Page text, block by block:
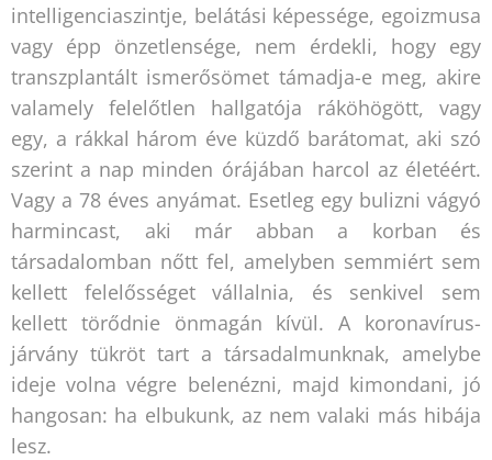
intelligenciaszintje, belátási képessége, egoizmusa
vagy épp önzetlensége, nem érdekli, hogy egy
transzplantált ismerősömet támadja-e meg, akire
valamely felelőtlen hallgatója ráköhögött, vagy
egy, a rákkal három éve küzdő barátomat, aki szó
szerint a nap minden órájában harcol az életéért.
Vagy a 78 éves anyámat. Esetleg egy bulizni vágyó
harmincast, aki már abban a korban és
társadalomban nőtt fel, amelyben semmiért sem
kellett felelősséget vállalnia, és senkivel sem
kellett törődnie önmagán kívül. A koronavírus-
járvány tükröt tart a társadalmunknak, amelybe
ideje volna végre belenézni, majd kimondani, jó
hangosan: ha elbukunk, az nem valaki más hibája
lesz.